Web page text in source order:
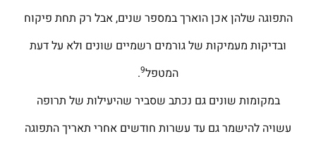
התפוגה שלהן אכן הוארך במספר שנים, אבל רק תחת פיקוח
ובדיקות מעמיקות של גורמים רשמיים שונים ולא על דעת
המטפל9
.
במקומות שונים גם נכתב שסביר שהיעילות של תרופה
עשויה להישמר גם עד עשרות חודשים אחרי תאריך התפוגה